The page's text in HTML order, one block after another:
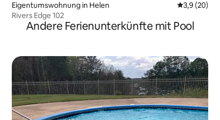
Eigentumswohnung in Helen
3,9 (20)
Rivers Edge 102
Andere Ferienunterkünfte mit Pool